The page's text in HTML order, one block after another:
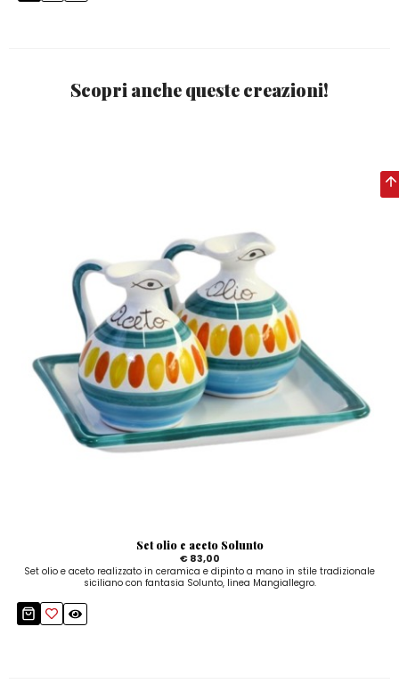
Scopri anche queste creazioni!
Set olio e aceto Solunto
€ 83,00
Set olio e aceto realizzato in ceramica e dipinto a mano in stile tradizionale
siciliano con fantasia Solunto, linea Mangiallegro.